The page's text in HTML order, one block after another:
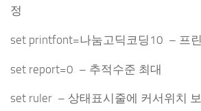
정
set printfont=나눔고딕코딩10 – 프
set report=0 – 추적수준 최대
set ruler – 상태표시줄에 커서위치